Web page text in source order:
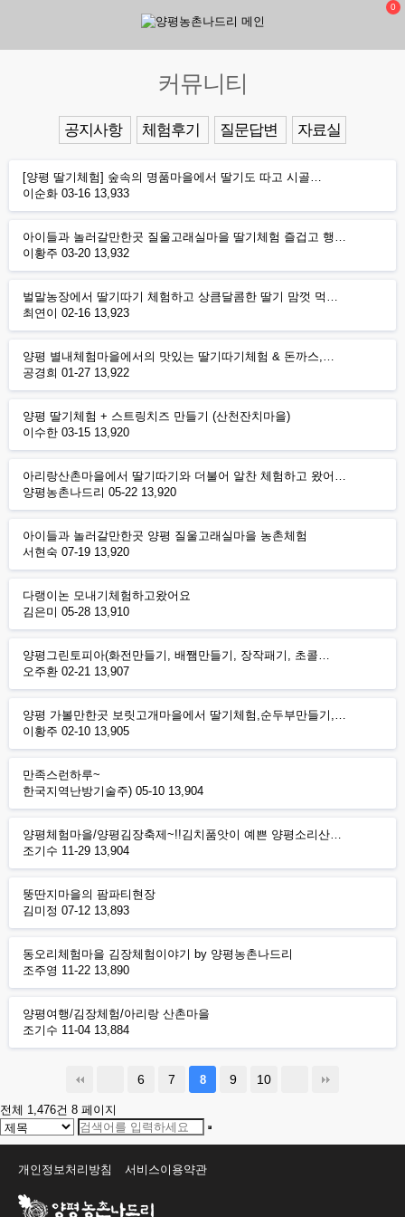
0
커뮤니티
공지사항 체험후기 질문답변 자료실
[양평 딸기체험] 숲속의 명품마을에서 딸기도 따고 시골…
이순화 03-16 13,933
아이들과 놀러갈만한곳 질울고래실마을 딸기체험 즐겁고 행…
이황주 03-20 13,932
벌말농장에서 딸기따기 체험하고 상큼달콤한 딸기 맘껏 먹…
최연이 02-16 13,923
양평 별내체험마을에서의 맛있는 딸기따기체험 & 돈까스,…
공경희 01-27 13,922
양평 딸기체험 + 스트링치즈 만들기 (산천잔치마을)
이수한 03-15 13,920
아리랑산촌마을에서 딸기따기와 더불어 알찬 체험하고 왔어…
양평농촌나드리 05-22 13,920
아이들과 놀러갈만한곳 양평 질울고래실마을 농촌체험
서현숙 07-19 13,920
다랭이논 모내기체험하고왔어요
김은미 05-28 13,910
양평그린토피아(화전만들기, 배쨈만들기, 장작패기, 초콜…
오주환 02-21 13,907
양평 가볼만한곳 보릿고개마을에서 딸기체험,순두부만들기,…
이황주 02-10 13,905
만족스런하루~
한국지역난방기술주) 05-10 13,904
양평체험마을/양평김장축제~!!김치품앗이 예쁜 양평소리산…
조기수 11-29 13,904
뚱딴지마을의 팜파티현장
김미정 07-12 13,893
동오리체험마을 김장체험이야기 by 양평농촌나드리
조주영 11-22 13,890
양평여행/김장체험/아리랑 산촌마을
조기수 11-04 13,884
6 7 8 9 10
전체 1,476건 8 페이지
개인정보처리방침 서비스이용약관